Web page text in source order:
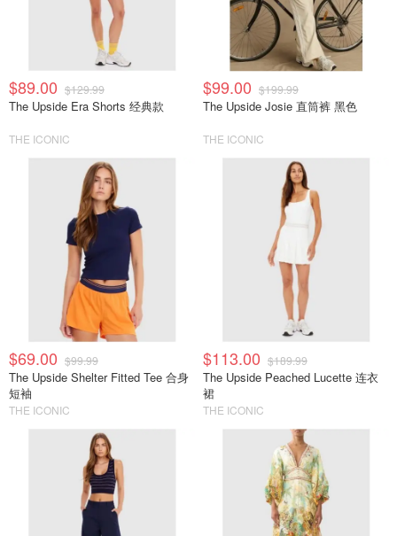
$89.00 $129.99
The Upside Era Shorts 经典款
THE ICONIC
$99.00 $199.99
The Upside Josie 直筒裤 黑色
THE ICONIC
$69.00 $99.99
The Upside Shelter Fitted Tee 合身
短袖
THE ICONIC
$113.00 $189.99
The Upside Peached Lucette 连衣
裙
THE ICONIC